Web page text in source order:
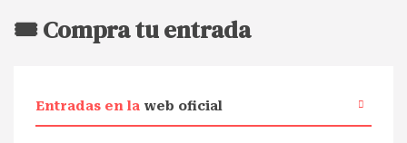
🎟️ Compra tu entrada
Entradas en la web oficial